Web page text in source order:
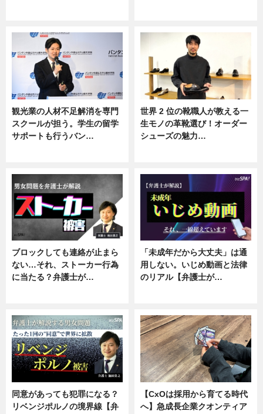
観光業の人材不足解消を専門
スクールが担う。学生の留学
サポートも行うバン…
世界 2 位の靴職人が教える一
生モノの革靴選び！オーダー
シューズの魅力…
ブロックしても連絡が止まら
ない…それ、ストーカー行為
に当たる？弁護士が…
「未成年だから大丈夫」は通
用しない。いじめ動画と法律
のリアル【弁護士が…
同意があっても犯罪になる？
リベンジポルノの境界線【弁
【CxOは採用から育てる時代
へ】急成長企業クオンティア